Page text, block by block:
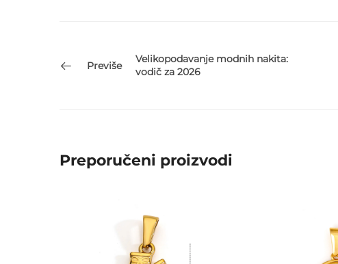
Previše
Velikopodavanje modnih nakita:
vodič za 2026
Preporučeni proizvodi